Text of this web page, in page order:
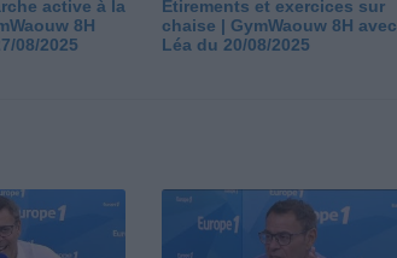
active à la
8H
08/2025
Étirements et exercices sur
chaise | GymWaouw 8H avec
Léa du 20/08/2025